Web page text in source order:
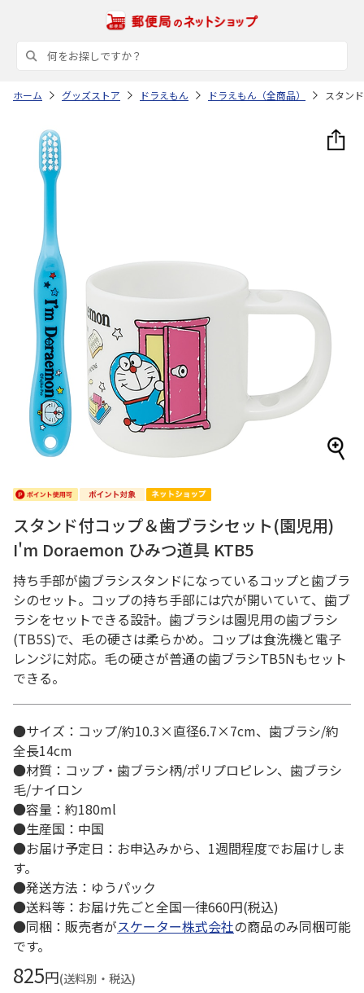
ホーム グッズストア ドラえもん ドラえもん（全商品） スタン
スタンド付コップ＆歯ブラシセット(園児用)
I'm Doraemon ひみつ道具 KTB5
持ち手部が歯ブラシスタンドになっているコップと歯ブラ
シのセット。コップの持ち手部には穴が開いていて、歯ブ
ラシをセットできる設計。歯ブラシは園児用の歯ブラシ
(TB5S)で、毛の硬さは柔らかめ。コップは食洗機と電子
レンジに対応。毛の硬さが普通の歯ブラシTB5Nもセット
できる。
●サイズ：コップ/約10.3×直径6.7×7cm、歯ブラシ/約
全長14cm
●材質：コップ・歯ブラシ柄/ポリプロピレン、歯ブラシ
毛/ナイロン
●容量：約180ml
●生産国：中国
●お届け予定日：お申込みから、1週間程度でお届けしま
す。
●発送方法：ゆうパック
●送料等：お届け先ごと全国一律660円(税込)
●同梱：販売者がスケーター株式会社の商品のみ同梱可能
です。
825円(送料別・税込)